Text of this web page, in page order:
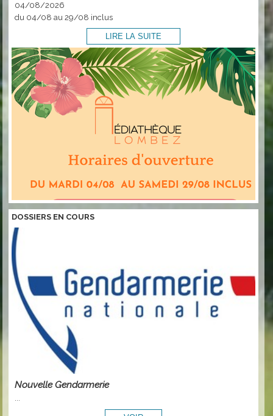
04/08/2026
du 04/08 au 29/08 inclus
DOSSIERS EN COURS
Nouvelle Gendarmerie